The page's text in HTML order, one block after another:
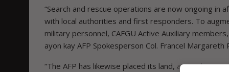
“Search and rescue operations are now ongoing in
with local authorities and first responders. To
military personnel, CAFGU Active Auxiliary
ayon kay AFP Spokesperson Col. Francel Margareth
“The AFP has likewise placed its land, air, and sea